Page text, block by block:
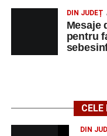
DIN JUDEȚ
Mesaje
pentru
DIN